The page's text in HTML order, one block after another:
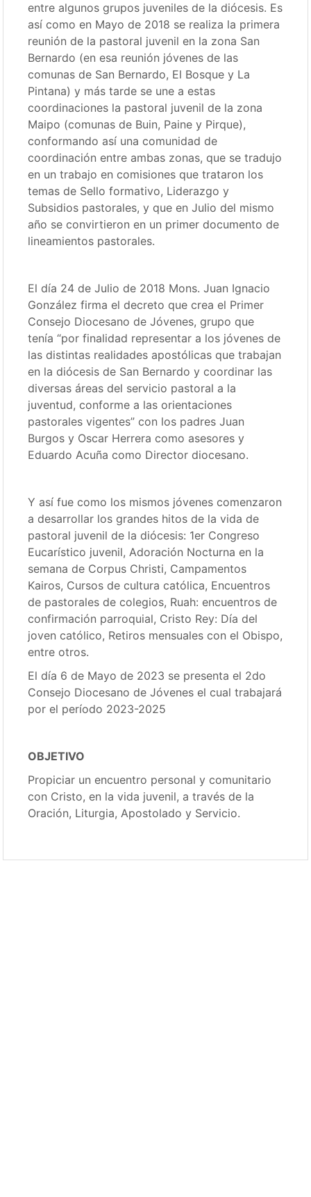
entre algunos grupos juveniles de la diócesis. Es
así como en Mayo de 2018 se realiza la primera
reunión de la pastoral juvenil en la zona San
Bernardo (en esa reunión jóvenes de las
comunas de San Bernardo, El Bosque y La
Pintana) y más tarde se une a estas
coordinaciones la pastoral juvenil de la zona
Maipo (comunas de Buin, Paine y Pirque),
conformando así una comunidad de
coordinación entre ambas zonas, que se tradujo
en un trabajo en comisiones que trataron los
temas de Sello formativo, Liderazgo y
Subsidios pastorales, y que en Julio del mismo
año se convirtieron en un primer documento de
lineamientos pastorales.
El día 24 de Julio de 2018 Mons. Juan Ignacio
González firma el decreto que crea el Primer
Consejo Diocesano de Jóvenes, grupo que
tenía “por finalidad representar a los jóvenes de
las distintas realidades apostólicas que trabajan
en la diócesis de San Bernardo y coordinar las
diversas áreas del servicio pastoral a la
juventud, conforme a las orientaciones
pastorales vigentes” con los padres Juan
Burgos y Oscar Herrera como asesores y
Eduardo Acuña como Director diocesano.
Y así fue como los mismos jóvenes comenzaron
a desarrollar los grandes hitos de la vida de
pastoral juvenil de la diócesis: 1er Congreso
Eucarístico juvenil, Adoración Nocturna en la
semana de Corpus Christi, Campamentos
Kairos, Cursos de cultura católica, Encuentros
de pastorales de colegios, Ruah: encuentros de
confirmación parroquial, Cristo Rey: Día del
joven católico, Retiros mensuales con el Obispo,
entre otros.
El día 6 de Mayo de 2023 se presenta el 2do
Consejo Diocesano de Jóvenes el cual trabajará
por el período 2023-2025
OBJETIVO
Propiciar un encuentro personal y comunitario
con Cristo, en la vida juvenil, a través de la
Oración, Liturgia, Apostolado y Servicio.